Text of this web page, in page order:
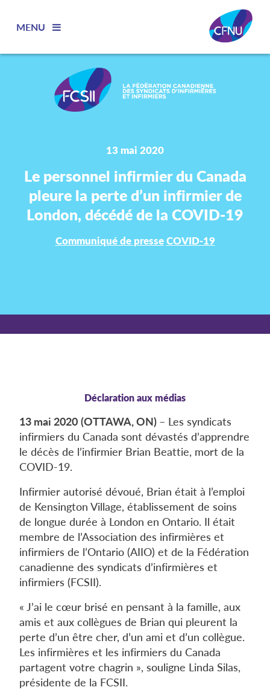
MENU
13 mai 2020
Le personnel infirmier du Canada
pleure la perte d’un infirmier de
London, décédé de la COVID-19
Communiqué de presseCOVID-19
Déclaration aux médias
13 mai 2020 (OTTAWA, ON) – Les syndicats
infirmiers du Canada sont dévastés d’apprendre
le décès de l’infirmier Brian Beattie, mort de la
COVID-19.
Infirmier autorisé dévoué, Brian était à l’emploi
de Kensington Village, établissement de soins
de longue durée à London en Ontario. Il était
membre de l’Association des infirmières et
infirmiers de l’Ontario (AIIO) et de la Fédération
canadienne des syndicats d’infirmières et
infirmiers (FCSII).
« J’ai le cœur brisé en pensant à la famille, aux
amis et aux collègues de Brian qui pleurent la
perte d’un être cher, d’un ami et d’un collègue.
Les infirmières et les infirmiers du Canada
partagent votre chagrin », souligne Linda Silas,
présidente de la FCSII.